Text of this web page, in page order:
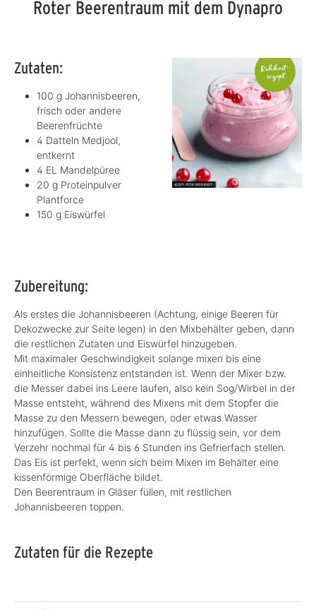
Roter Beerentraum mit dem Dynapro
Zutaten:
100 g Johannisbeeren,
frisch oder andere
Beerenfrüchte
4 Datteln Medjool,
entkernt
4 EL Mandelpüree
20 g Proteinpulver
Plantforce
150 g Eiswürfel
Zubereitung:
Als erstes die Johannisbeeren (Achtung, einige Beeren für
Dekozwecke zur Seite legen) in den Mixbehälter geben, dann
die restlichen Zutaten und Eiswürfel hinzugeben.
Mit maximaler Geschwindigkeit solange mixen bis eine
einheitliche Konsistenz entstanden ist. Wenn der Mixer bzw.
die Messer dabei ins Leere laufen, also kein Sog/Wirbel in der
Masse entsteht, während des Mixens mit dem Stopfer die
Masse zu den Messern bewegen, oder etwas Wasser
hinzufügen. Sollte die Masse dann zu flüssig sein, vor dem
Verzehr nochmal für 4 bis 6 Stunden ins Gefrierfach stellen.
Das Eis ist perfekt, wenn sich beim Mixen im Behälter eine
kissenförmige Oberfläche bildet.
Den Beerentraum in Gläser füllen, mit restlichen
Johannisbeeren toppen.
Zutaten für die Rezepte